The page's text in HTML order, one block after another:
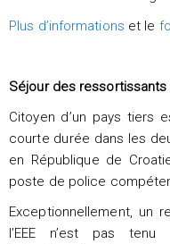
Plus d’informations et le
Séjour des
Citoyen d’un pays tiers
courte durée dans les
en République de
poste de police
Exceptionnellement, un
l’EEE n’est pas